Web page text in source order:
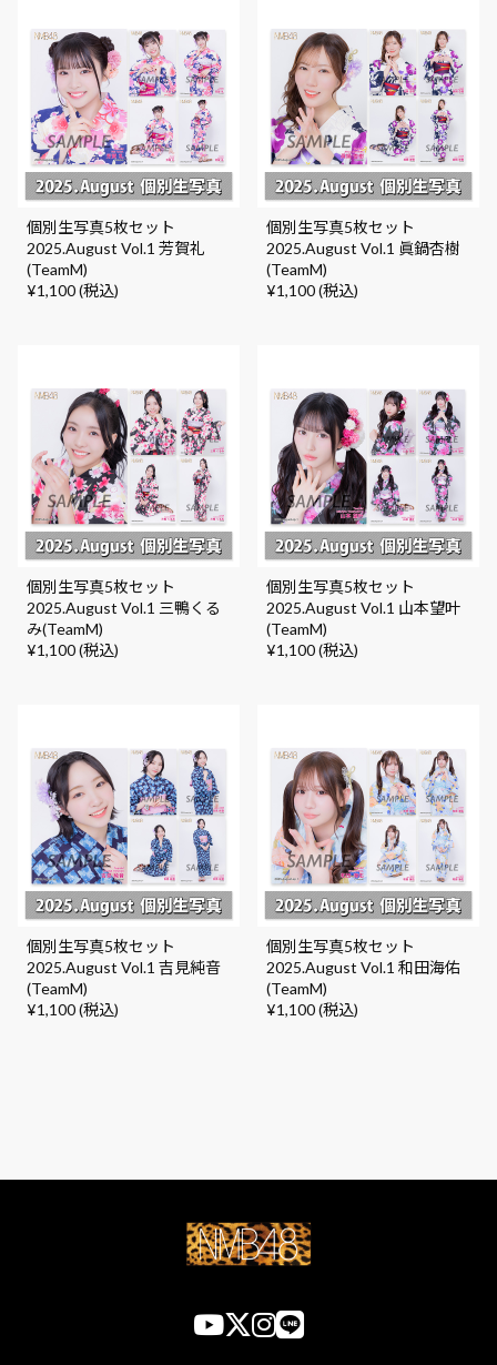
個別生写真5枚セット
2025.August Vol.1 芳賀礼
(TeamM)
¥1,100 (税込)
個別生写真5枚セット
2025.August Vol.1 眞鍋杏樹
(TeamM)
¥1,100 (税込)
個別生写真5枚セット
2025.August Vol.1 三鴨くる
み(TeamM)
¥1,100 (税込)
個別生写真5枚セット
2025.August Vol.1 山本望叶
(TeamM)
¥1,100 (税込)
個別生写真5枚セット
2025.August Vol.1 吉見純音
(TeamM)
¥1,100 (税込)
個別生写真5枚セット
2025.August Vol.1 和田海佑
(TeamM)
¥1,100 (税込)